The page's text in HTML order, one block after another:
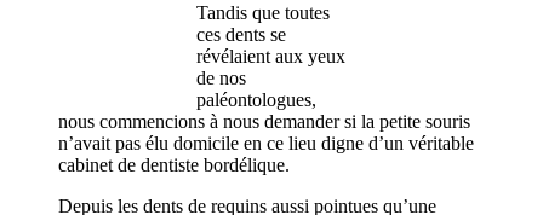
Tandis que toutes
ces dents se
révélaient aux yeux
de nos
paléontologues,
nous commencions à nous demander si la petite souris
n’avait pas élu domicile en ce lieu digne d’un véritable
cabinet de dentiste bordélique.
Depuis les dents de requins aussi pointues qu’une